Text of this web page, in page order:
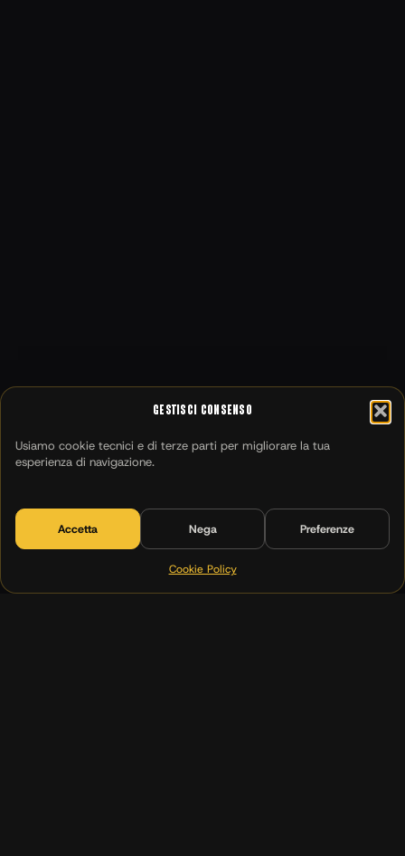
Gestisci Consenso
Usiamo cookie tecnici e di terze parti per migliorare la tua
esperienza di navigazione.
Accetta Nega Preferenze
Cookie Policy